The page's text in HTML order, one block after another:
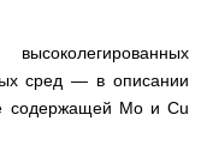
сред — в описании
содержащей Mo и Cu